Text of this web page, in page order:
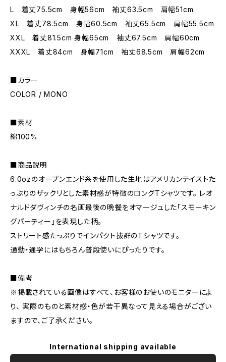
L 着丈75.5cm 身幅56cm 袖丈63.5cm 肩幅51cm
XL 着丈78.5cm 身幅60.5cm 袖丈65.5cm 肩幅55.5cm
XXL 着丈81.5cm 身幅65cm 袖丈67.5cm 肩幅60cm
XXXL 着丈84cm 身幅71cm 袖丈68.5cm 肩幅62cm
■カラー
COLOR / MONO
■素材
綿100%
■商品説明
6.0ozのオープンエンド糸を使用した生地はアメリカンテイストた
っぷりのザックリとした素材感が特徴のロングTシャツです。 レオ
ナルドダヴィンチの名画最後の晩餐をオマージュした「スモーキン
グパーティー」を表現した柄。
ストリート感たっぷりでインパクト抜群のTシャツです。
通勤・通学にはもちろん普段使いにぴったりです。
■備考
※掲載されている画像はすべて、お客様のお使いのモニターによ
り、 実際のものと素材感・色が若干異なって見える場合がござい
ますので、ご了承ください。
International shipping available